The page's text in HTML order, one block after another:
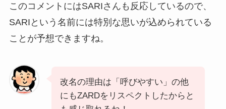
このコメントにはSARIさんも反応しているので、
SARIという名前には特別な思いが込められている
ことが予想できますね。
改名の理由は「呼びやすい」の他
にもZARDをリスペクトしたからと